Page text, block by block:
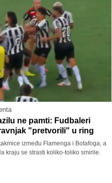
ne pamti: Fudbaleri
"pretvorili" u ring
između Flamenga i Botafoga, a
kraju se strasti koliko-toliko smirile.